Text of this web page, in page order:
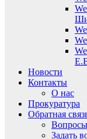
Новости
Контакты
О нас
Прокуратура
Обратная
Задать